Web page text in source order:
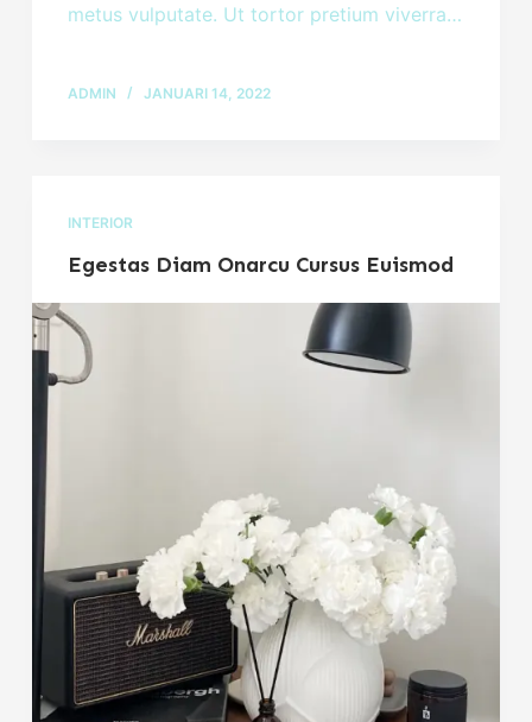
metus vulputate. Ut tortor pretium viverra…
ADMIN JANUARI 14, 2022
INTERIOR
Egestas Diam Onarcu Cursus Euismod